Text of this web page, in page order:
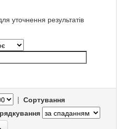
уточнення результатів
| Сортування